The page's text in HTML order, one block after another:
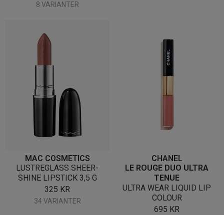
8 VARIANTER
MAC COSMETICS
LUSTREGLASS SHEER-
SHINE LIPSTICK 3,5 G
325 KR
34 VARIANTER
CHANEL
LE ROUGE DUO ULTRA
TENUE
ULTRA WEAR LIQUID LIP
COLOUR
695 KR